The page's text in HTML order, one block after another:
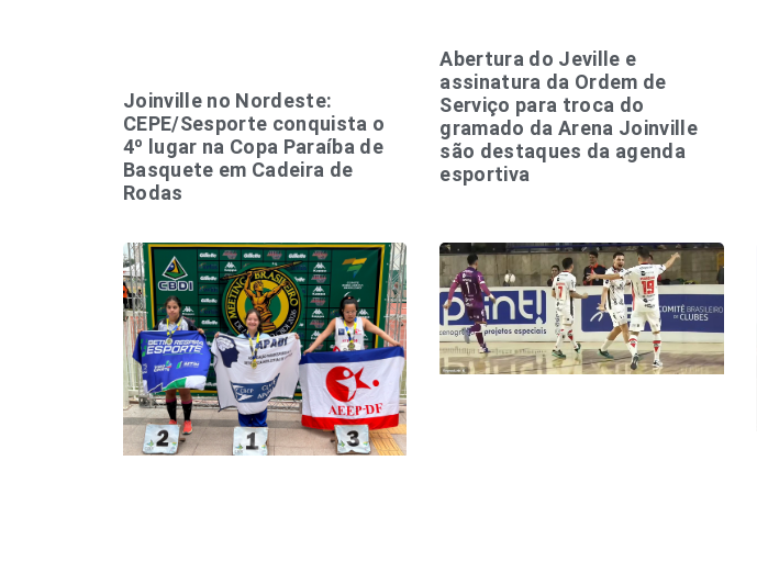
Joinville no Nordeste:
CEPE/Sesporte conquista o
4º lugar na Copa Paraíba de
Basquete em Cadeira de
Rodas
Abertura do Jeville e
assinatura da Ordem de
Serviço para troca do
gramado da Arena Joinville
são destaques da agenda
esportiva